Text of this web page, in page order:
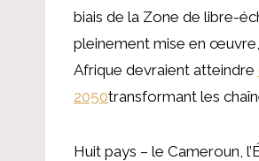
biais de la Zone de libre-
pleinement mise en
Afrique devraient atteindre
2050transformant les
Huit pays – le Cameroun,